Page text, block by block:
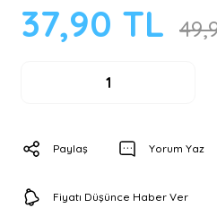
37,90 TL
Paylaş Yorum Yaz
Fiyatı Düşünce Haber Ver